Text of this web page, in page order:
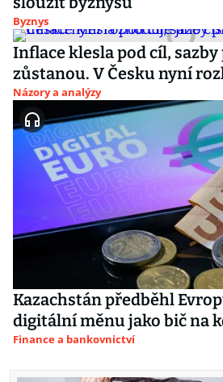
Byznys
Inflace klesla pod cíl,
zůstanou. V Česku nyní
Názory a analýzy
Kazachstán předběhl
digitální měnu jako bič na
Finance a bankovnictví